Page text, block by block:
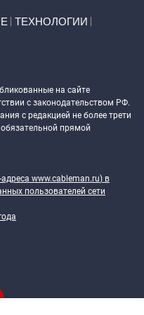
ТЕХНОЛОГИИ
на сайте
с законодательством РФ.
с редакцией не более трети
прямой
www.cableman.ru) в
пользователей сети